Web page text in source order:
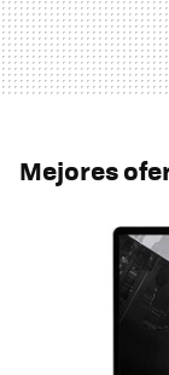
Mejores